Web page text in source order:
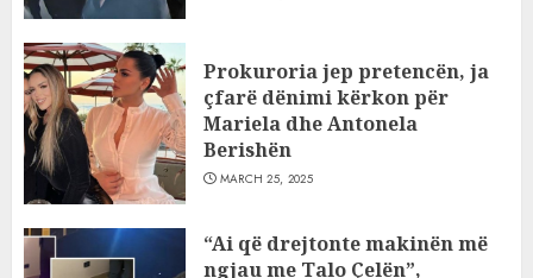
Prokuroria jep pretencën, ja
çfarë dënimi kërkon për
Mariela dhe Antonela
Berishën
MARCH 25, 2025
“Ai që drejtonte makinën më
ngjau me Talo Çelën”,